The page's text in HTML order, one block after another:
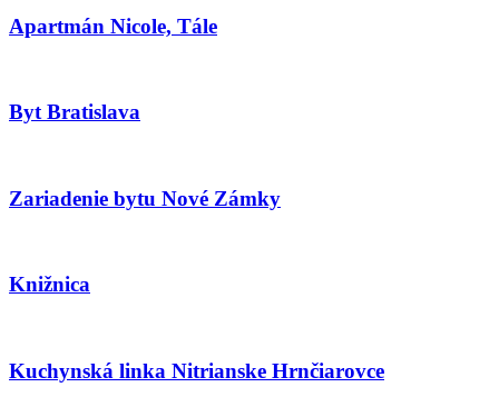
Apartmán Nicole, Tále
Byt Bratislava
Zariadenie bytu Nové Zámky
Knižnica
Kuchynská linka Nitrianske Hrnčiarovce